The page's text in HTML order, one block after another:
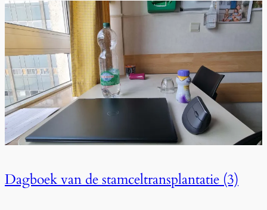
Dagboek van de stamceltransplantatie (3)